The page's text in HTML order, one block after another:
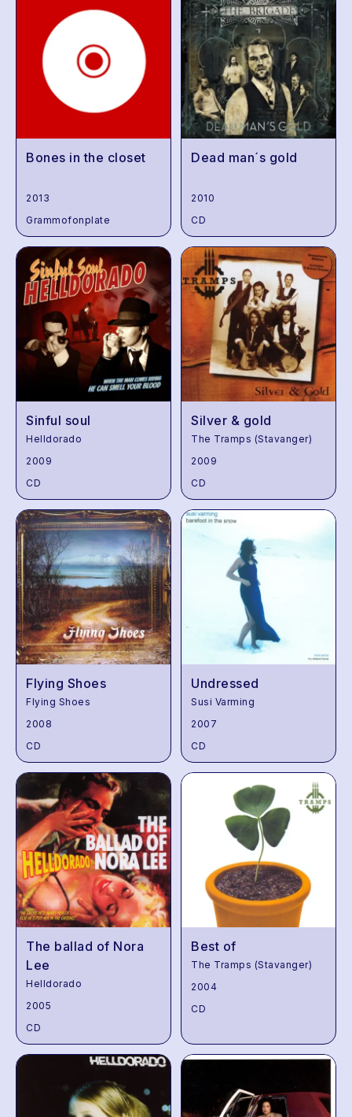
Bones in the closet
2013
Grammofonplate
Dead man´s gold
2010
CD
Sinful soul
Helldorado
2009
CD
Silver & gold
The Tramps (Stavanger)
2009
CD
Flying Shoes
Flying Shoes
2008
CD
Undressed
Susi Varming
2007
CD
The ballad of Nora
Lee
Helldorado
2005
CD
Best of
The Tramps (Stavanger)
2004
CD